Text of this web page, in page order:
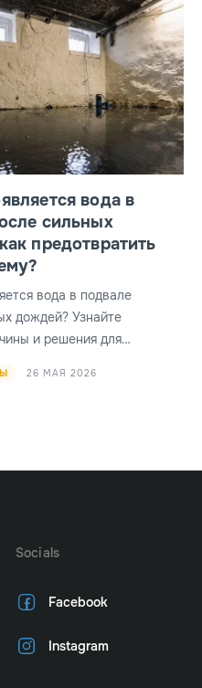
вода в
сильных
предотвратить
вода в подвале
дождей? Узнайте
и решения для
26 МАЯ 2026
Socials
Facebook
Instagram